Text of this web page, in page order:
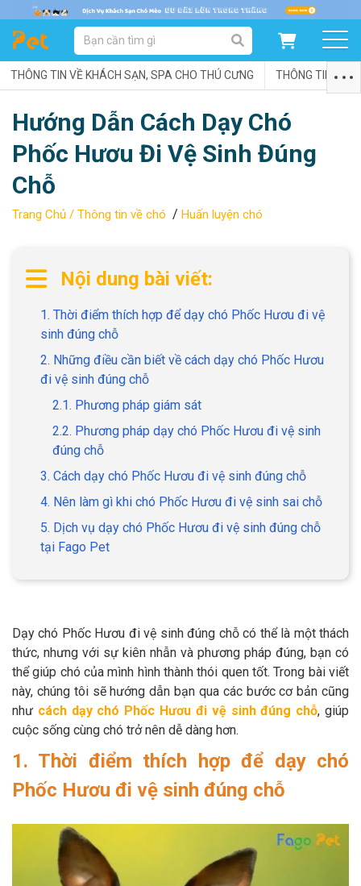
DANH MỤC SẢN PHẨM
SẢN PHẨM DÀNH CHO MÈO SẢN PHẨM DÀNH CHO CHÓ
SẨN PHẨM THEO THƯƠNG HIỆU
GIỚI THIỆU
DỊCH VỤ
Khách sạn chó mèo Spa chó mèo
mèo
mèo
mèo
TIN TỨC
Thông tin về khách sạn,
spa cho thú cưng
Thông tin về chó
Thông tin về mèo
CHÍNH SÁCH
Chính sách mua hàng Chính sách vận chuyển
THÔNG TIN VỀ KHÁCH SẠN, SPA CHO THÚ CƯNG THÔNG TIN VỀ
Hướng Dẫn Cách Dạy Chó
Phốc Hươu Đi Vệ Sinh Đúng
Chỗ
Trang Chủ / Thông tin về chó / Huấn luyện chó
Nội dung bài viết:
1. Thời điểm thích hợp để dạy chó Phốc Hươu đi vệ
sinh đúng chỗ
2. Những điều cần biết về cách dạy chó Phốc Hươu
đi vệ sinh đúng chỗ
2.1. Phương pháp giám sát
2.2. Phương pháp dạy chó Phốc Hươu đi vệ sinh
đúng chỗ
3. Cách dạy chó Phốc Hươu đi vệ sinh đúng chỗ
4. Nên làm gì khi chó Phốc Hươu đi vệ sinh sai chỗ
5. Dịch vụ dạy chó Phốc Hươu đi vệ sinh đúng chỗ
tại Fago Pet
Dạy chó Phốc Hươu đi vệ sinh đúng chỗ có thể là một thách
thức, nhưng với sự kiên nhẫn và phương pháp đúng, bạn có
thể giúp chó của mình hình thành thói quen tốt. Trong bài viết
này, chúng tôi sẽ hướng dẫn bạn qua các bước cơ bản cũng
như cách dạy chó Phốc Hươu đi vệ sinh đúng chỗ, giúp
cuộc sống cùng chó trở nên dễ dàng hơn.
1. Thời điểm thích hợp để dạy chó
Phốc Hươu đi vệ sinh đúng chỗ